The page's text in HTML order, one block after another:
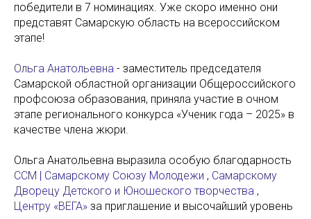
победители в 7 номинациях. Уже скоро именно они
представят Самарскую область на всероссийском
этапе!
Ольга Анатольевна - заместитель председателя
Самарской областной организации Общероссийского
профсоюза образования, приняла участие в очном
этапе регионального конкурса «Ученик года – 2025» в
качестве члена жюри.
Ольга Анатольевна выразила особую благодарность
ССМ | Самарскому Союзу Молодежи , Самарскому
Дворецу Детского и Юношеского творчества ,
Центру «ВЕГА» за приглашение и высочайший уровень